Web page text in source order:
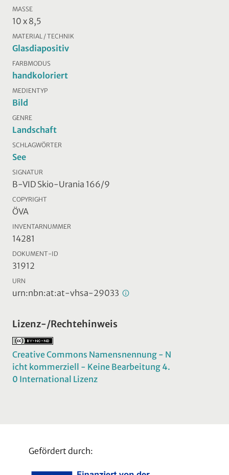
MASSE
10 x 8,5
MATERIAL / TECHNIK
Glasdiapositiv
FARBMODUS
handkoloriert
MEDIENTYP
Bild
GENRE
Landschaft
SCHLAGWÖRTER
See
SIGNATUR
B-VID Skio-Urania 166/9
COPYRIGHT
ÖVA
INVENTARNUMMER
14281
DOKUMENT-ID
31912
URN
urn:nbn:at:at-vhsa-29033
Lizenz-/Rechtehinweis
Creative Commons Namensnennung - N
icht kommerziell - Keine Bearbeitung 4.
0 International Lizenz
Gefördert durch: